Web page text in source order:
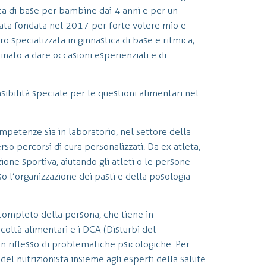
di base per bambine dai 4 anni e per un
fondata nel 2017 per forte volere mio e
specializzata in ginnastica di base e ritmica;
a dare occasioni esperienziali e di
speciale per le questioni alimentari nel
sia in laboratorio, nel settore della
percorsi di cura personalizzati. Da ex atleta,
sportiva, aiutando gli atleti o le persone
dei pasti e della posologia
della persona, che tiene in
alimentari e i DCA (Disturbi del
riflesso di problematiche psicologiche. Per
nutrizionista insieme agli esperti della salute